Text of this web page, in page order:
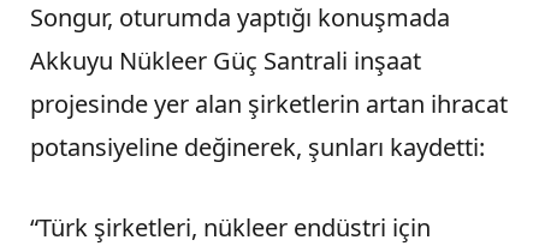
Songur, oturumda yaptığı konuşmada
Akkuyu Nükleer Güç Santrali inşaat
projesinde yer alan şirketlerin artan ihracat
potansiyeline değinerek, şunları kaydetti:
“Türk şirketleri, nükleer endüstri için